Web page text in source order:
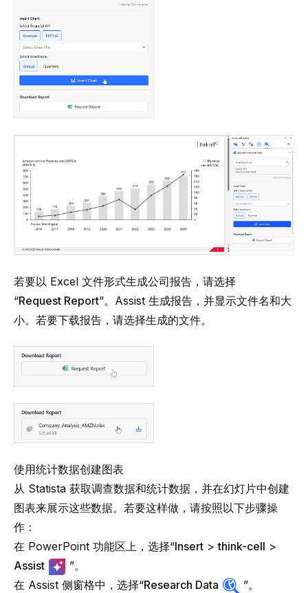
若要以 Excel 文件形式生成公司报告，请选择
“Request Report”。Assist 生成报告，并显示文件名和大
小。若要下载报告，请选择生成的文件。
使用统计数据创建图表
从 Statista 获取调查数据和统计数据，并在幻灯片中创建
图表来展示这些数据。若要这样做，请按照以下步骤操
作：
在 PowerPoint 功能区上，选择“Insert >think-cell >
Assist
”。
在 Assist 侧窗格中，选择“Research Data
”。